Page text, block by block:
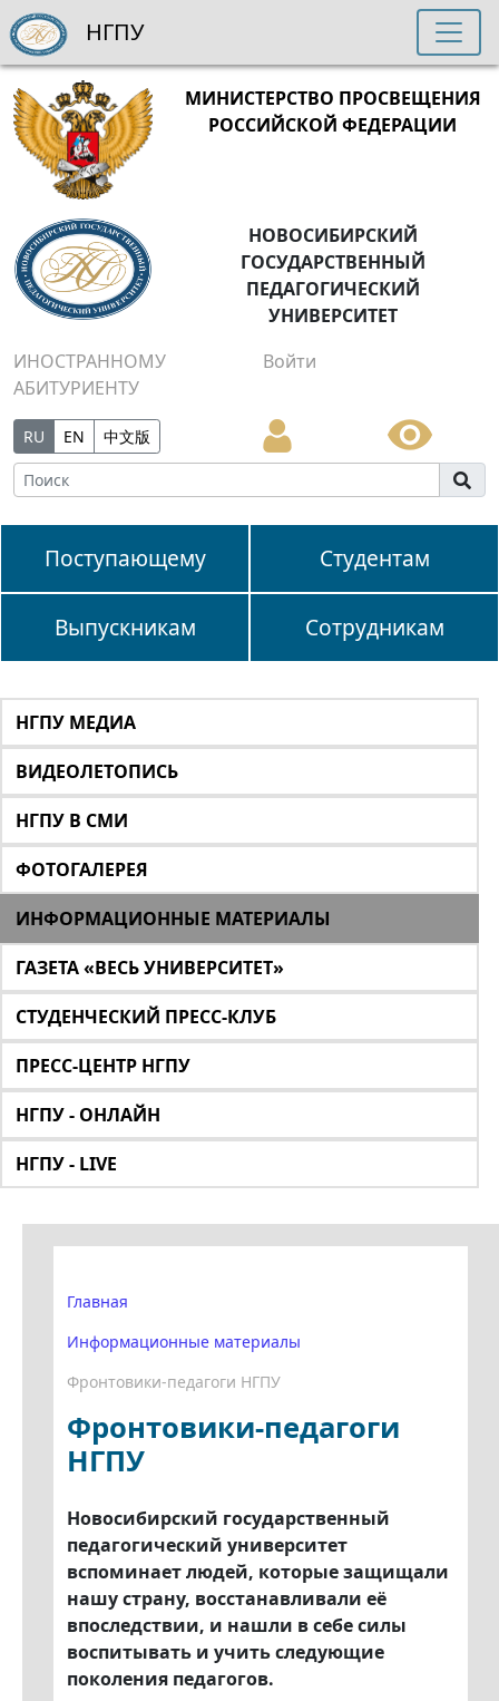
МИНИСТЕРСТВО ПРОСВЕЩЕНИЯ
РОССИЙСКОЙ ФЕДЕРАЦИИ
НОВОСИБИРСКИЙ
ГОСУДАРСТВЕННЫЙ
ПЕДАГОГИЧЕСКИЙ
УНИВЕРСИТЕТ
ИНОСТРАННОМУ
АБИТУРИЕНТУ
Войти
RU EN 中文版
Поступающему Студентам
Выпускникам Сотрудникам
НГПУ
НГПУ МЕДИА
ВИДЕОЛЕТОПИСЬ
НГПУ В СМИ
ФОТОГАЛЕРЕЯ
ИНФОРМАЦИОННЫЕ МАТЕРИАЛЫ
ГАЗЕТА «ВЕСЬ УНИВЕРСИТЕТ»
СТУДЕНЧЕСКИЙ ПРЕСС-КЛУБ
ПРЕСС-ЦЕНТР НГПУ
НГПУ - ОНЛАЙН
НГПУ - LIVE
Главная
Информационные материалы
Фронтовики-педагоги НГПУ
Фронтовики-педагоги
НГПУ
Новосибирский государственный
педагогический университет
вспоминает людей, которые защищали
нашу страну, восстанавливали её
впоследствии, и нашли в себе силы
воспитывать и учить следующие
поколения педагогов.